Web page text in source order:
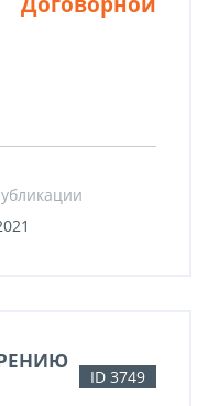
ID 3749